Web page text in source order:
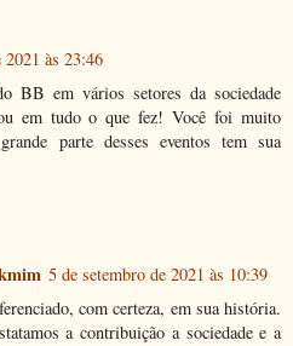
2021 às 23:46
BB em vários setores da sociedade
em tudo o que fez! Você foi muito
parte desses eventos tem sua
5 de setembro de 2021 às 10:39
com certeza, em sua história.
a contribuição a sociedade e a